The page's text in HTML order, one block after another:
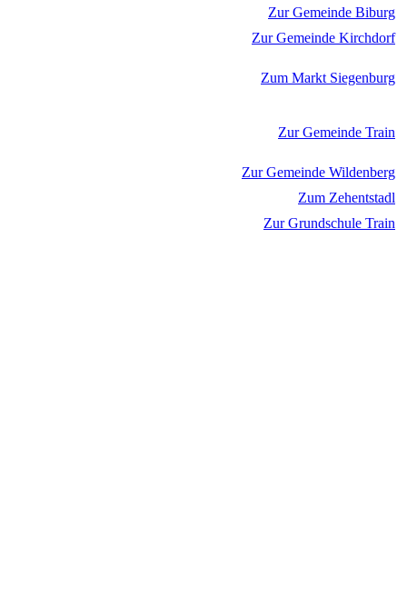
Zur Gemeinde Biburg
Zur Gemeinde Kirchdorf
Zum Markt Siegenburg
Zur Gemeinde Train
Zur Gemeinde Wildenberg
Zum Zehentstadl
Zur Grundschule Train